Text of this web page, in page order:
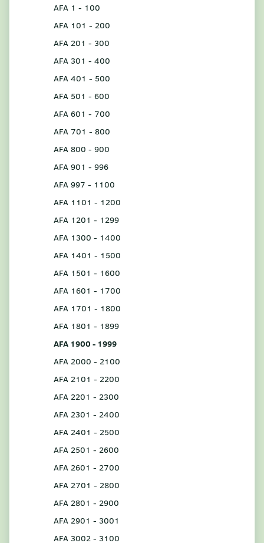
AFA 1 - 100
AFA 101 - 200
AFA 201 - 300
AFA 301 - 400
AFA 401 - 500
AFA 501 - 600
AFA 601 - 700
AFA 701 - 800
AFA 800 - 900
AFA 901 - 996
AFA 997 - 1100
AFA 1101 - 1200
AFA 1201 - 1299
AFA 1300 - 1400
AFA 1401 - 1500
AFA 1501 - 1600
AFA 1601 - 1700
AFA 1701 - 1800
AFA 1801 - 1899
AFA 1900 - 1999
AFA 2000 - 2100
AFA 2101 - 2200
AFA 2201 - 2300
AFA 2301 - 2400
AFA 2401 - 2500
AFA 2501 - 2600
AFA 2601 - 2700
AFA 2701 - 2800
AFA 2801 - 2900
AFA 2901 - 3001
AFA 3002 - 3100